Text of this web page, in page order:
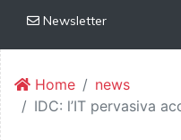
Newsletter
Home
news
IDC: l’IT pervasiva